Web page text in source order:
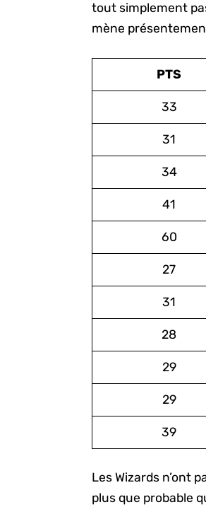
tout simplement
mène
PTS
33
31
34
41
60
27
31
28
29
29
39
Les Wizards n’ont
plus que probable